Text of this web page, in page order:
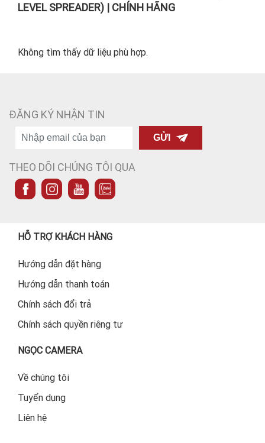
LEVEL SPREADER) | CHÍNH HÃNG
Không tìm thấy dữ liệu phù hợp.
ĐĂNG KÝ NHẬN TIN
GỬI
THEO DÕI CHÚNG TÔI QUA
HỖ TRỢ KHÁCH HÀNG
Hướng dẫn đặt hàng
Hướng dẫn thanh toán
Chính sách đổi trả
Chính sách quyền riêng tư
NGỌC CAMERA
Về chúng tôi
Tuyển dụng
Liên hệ